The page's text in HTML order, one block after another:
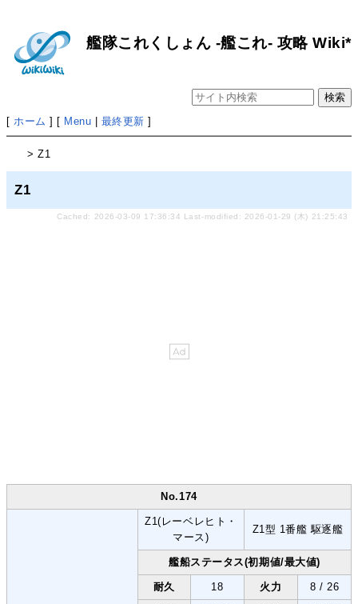
艦隊これくしょん -艦これ- 攻略 Wiki*
[ホーム ] [ Menu 最終更新 ]
> Z1
Z1
Cached: 2026-03-09 17:36:34 Last-modified: 2026-01-29 (木) 21:25:43
No.174
Z1(レーベレヒト・
マース)
Z1型 1番艦 駆逐艦
艦船ステータス(初期値/最大値)
耐久 18 火力 8 / 26